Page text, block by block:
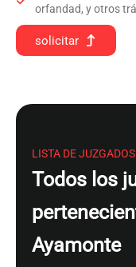
orfandad, y otros
solicitar
LISTA DE JUZGADOS
Todos los
Ayamonte